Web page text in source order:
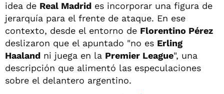
idea de Real Madrid es incorporar una figura de
jerarquía para el frente de ataque. En ese
contexto, desde el entorno de Florentino Pérez
deslizaron que el apuntado "no es Erling
Haaland ni juega en la Premier League", una
descripción que alimentó las especulaciones
sobre el delantero argentino.